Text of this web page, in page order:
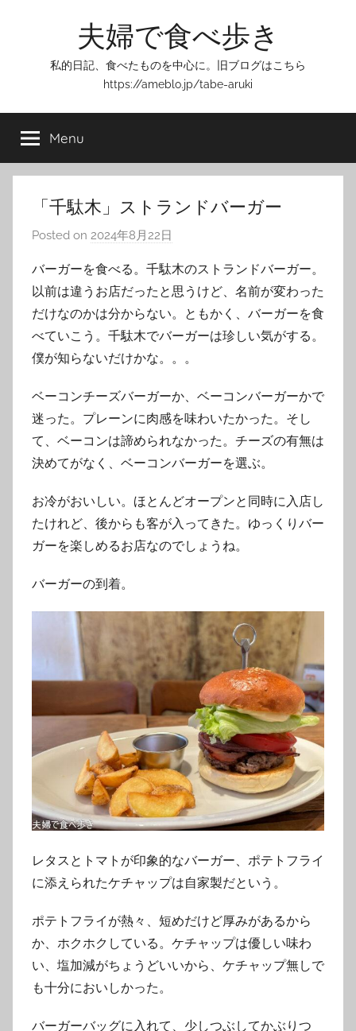
夫婦で食べ歩き
私的日記、食べたものを中心に。旧ブログはこちら
https://ameblo.jp/tabe-aruki
Menu
「千駄木」ストランドバーガー
Posted on 2024年8月22日
T
o
m
バーガーを食べる。千駄木のストランドバーガー。
以前は違うお店だったと思うけど、名前が変わった
だけなのかは分からない。ともかく、バーガーを食
べていこう。千駄木でバーガーは珍しい気がする。
僕が知らないだけかな。。。
ベーコンチーズバーガーか、ベーコンバーガーかで
迷った。プレーンに肉感を味わいたかった。そし
て、ベーコンは諦められなかった。チーズの有無は
決めてがなく、ベーコンバーガーを選ぶ。
お冷がおいしい。ほとんどオープンと同時に入店し
たけれど、後からも客が入ってきた。ゆっくりバー
ガーを楽しめるお店なのでしょうね。
バーガーの到着。
レタスとトマトが印象的なバーガー、ポテトフライ
に添えられたケチャップは自家製だという。
ポテトフライが熱々、短めだけど厚みがあるから
か、ホクホクしている。ケチャップは優しい味わ
い、塩加減がちょうどいいから、ケチャップ無しで
も十分においしかった。
バーガーバッグに入れて、少しつぶしてかぶりつ